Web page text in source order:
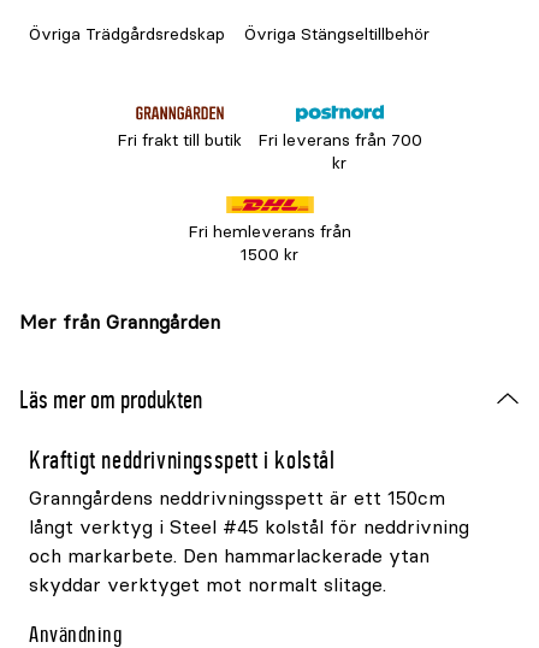
Övriga Trädgårdsredskap Övriga Stängseltillbehör
Fri frakt till butik
Fri leverans från 700
kr
Fri hemleverans från
1500 kr
Mer från Granngården
Läs mer om produkten
Kraftigt neddrivningsspett i kolstål
Granngårdens neddrivningsspett är ett 150cm
långt verktyg i Steel #45 kolstål för neddrivning
och markarbete. Den hammarlackerade ytan
skyddar verktyget mot normalt slitage.
Användning